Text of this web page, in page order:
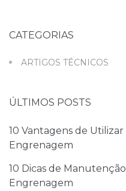
CATEGORIAS
ARTIGOS TÉCNICOS
ÚLTIMOS POSTS
10 Vantagens de
Engrenagem
10 Dicas de
Engrenagem